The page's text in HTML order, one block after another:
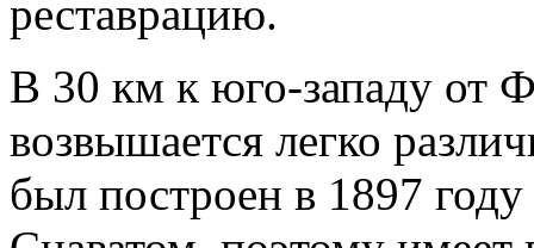
реставрацию.
В 30 км к юго-западу от
возвышается легко
был построен в 1897